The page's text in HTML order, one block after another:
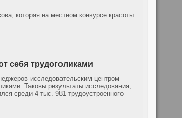
которая на местном конкурсе красоты
себя трудоголиками
исследовательским центром
Таковы результаты исследования,
среди 4 тыс. 981 трудоустроенного